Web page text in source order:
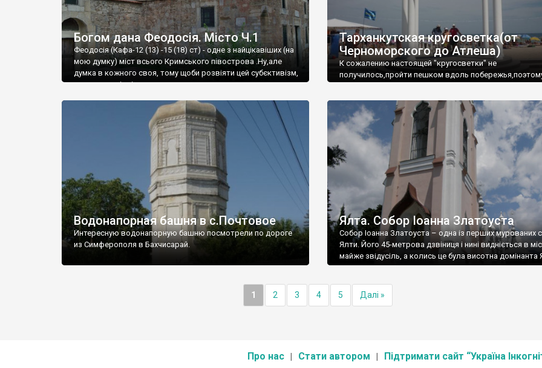
Богом дана Феодосія. Місто Ч.1
Феодосія (Кафа-12 (13) -15 (18) ст) - одне з найцікавіших (на
мою думку) міст всього Кримського півострова .Ну,але
думка в кожного своя, тому щоби розвіяти цей субєктивізм,
запрошую відвідати це
Тарханкутская кругосветка(от
Черноморского до Атлеша)
К сожалению настоящей "кругосветки" не
получилось,пройти пешком вдоль
Водонапорная башня в с.Почтовое
Интересную водонапорную башню посмотрели по дороге
из Симферополя в Бахчисарай.
Ялта. Собор Іоанна Златоуста
Собор Іоанна Златоуста – одна із перших мурованих
Ялти. Його 45-метрова дзвіниця і нині видніється в
майже звідусіль, а колись це була висотна домінанта
1 2 3 4 5 Далі »
Про нас Стати автором Підтримати сайт “Україна